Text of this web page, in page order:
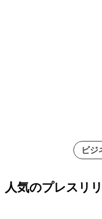
ビジ
人気のプレスリ